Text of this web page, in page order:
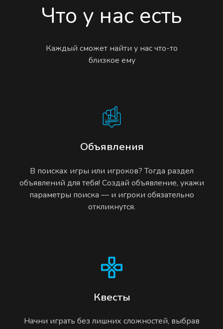
Что у нас есть
Каждый сможет найти у нас что-то
близкое ему
Объявления
В поисках игры или игроков? Тогда раздел
объявлений для тебя! Создай объявление, укажи
параметры поиска — и игроки обязательно
откликнутся.
Квесты
Начни играть без лишних сложностей, выбрав